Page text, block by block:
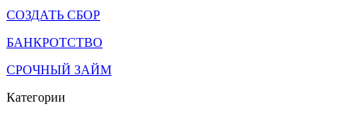
СОЗДАТЬ СБОР
БАНКРОТСТВО
СРОЧНЫЙ ЗАЙМ
Категории